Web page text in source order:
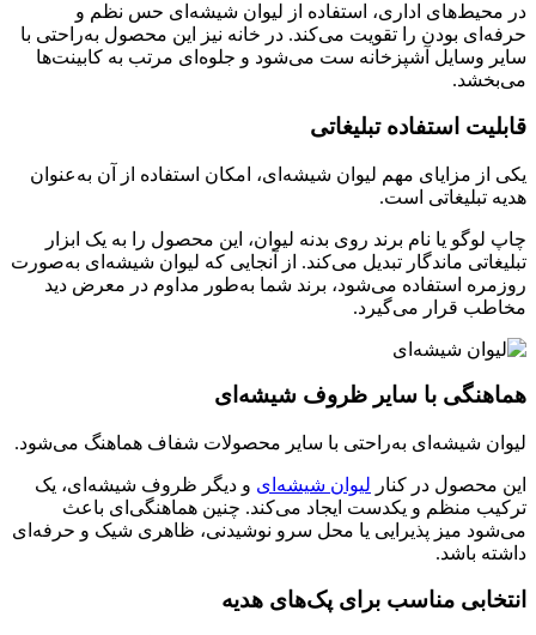
در محیط‌های اداری، استفاده از لیوان شیشه‌ای حس نظم و
حرفه‌ای بودن را تقویت می‌کند. در خانه نیز این محصول به‌راحتی با
سایر وسایل آشپزخانه ست می‌شود و جلوه‌ای مرتب به کابینت‌ها
می‌بخشد.
قابلیت استفاده تبلیغاتی
یکی از مزایای مهم لیوان شیشه‌ای، امکان استفاده از آن به‌عنوان
هدیه تبلیغاتی است.
چاپ لوگو یا نام برند روی بدنه لیوان، این محصول را به یک ابزار
تبلیغاتی ماندگار تبدیل می‌کند. از آنجایی که لیوان شیشه‌ای به‌صورت
روزمره استفاده می‌شود، برند شما به‌طور مداوم در معرض دید
مخاطب قرار می‌گیرد.
هماهنگی با سایر ظروف شیشه‌ای
لیوان شیشه‌ای به‌راحتی با سایر محصولات شفاف هماهنگ می‌شود.
این محصول در کنار لیوان شیشه‌ای و دیگر ظروف شیشه‌ای، یک
ترکیب منظم و یکدست ایجاد می‌کند. چنین هماهنگی‌ای باعث
می‌شود میز پذیرایی یا محل سرو نوشیدنی، ظاهری شیک و حرفه‌ای
داشته باشد.
انتخابی مناسب برای پک‌های هدیه